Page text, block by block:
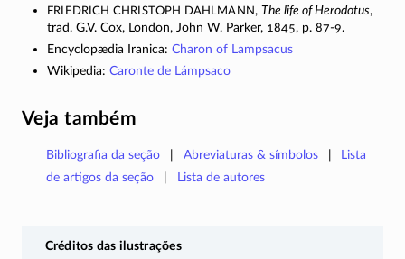
Friedrich Christoph Dahlmann,The life of Herodotus,
trad. G.V. Cox, London, John W. Parker, 1845, p. 87-9.
Encyclopædia Iranica: Charon of Lampsacus
Wikipedia: Caronte de Lámpsaco
Veja também
Bibliografia da seção Abreviaturas & símbolos
Lista
de artigos da seção
Lista de autores
Créditos das ilustrações